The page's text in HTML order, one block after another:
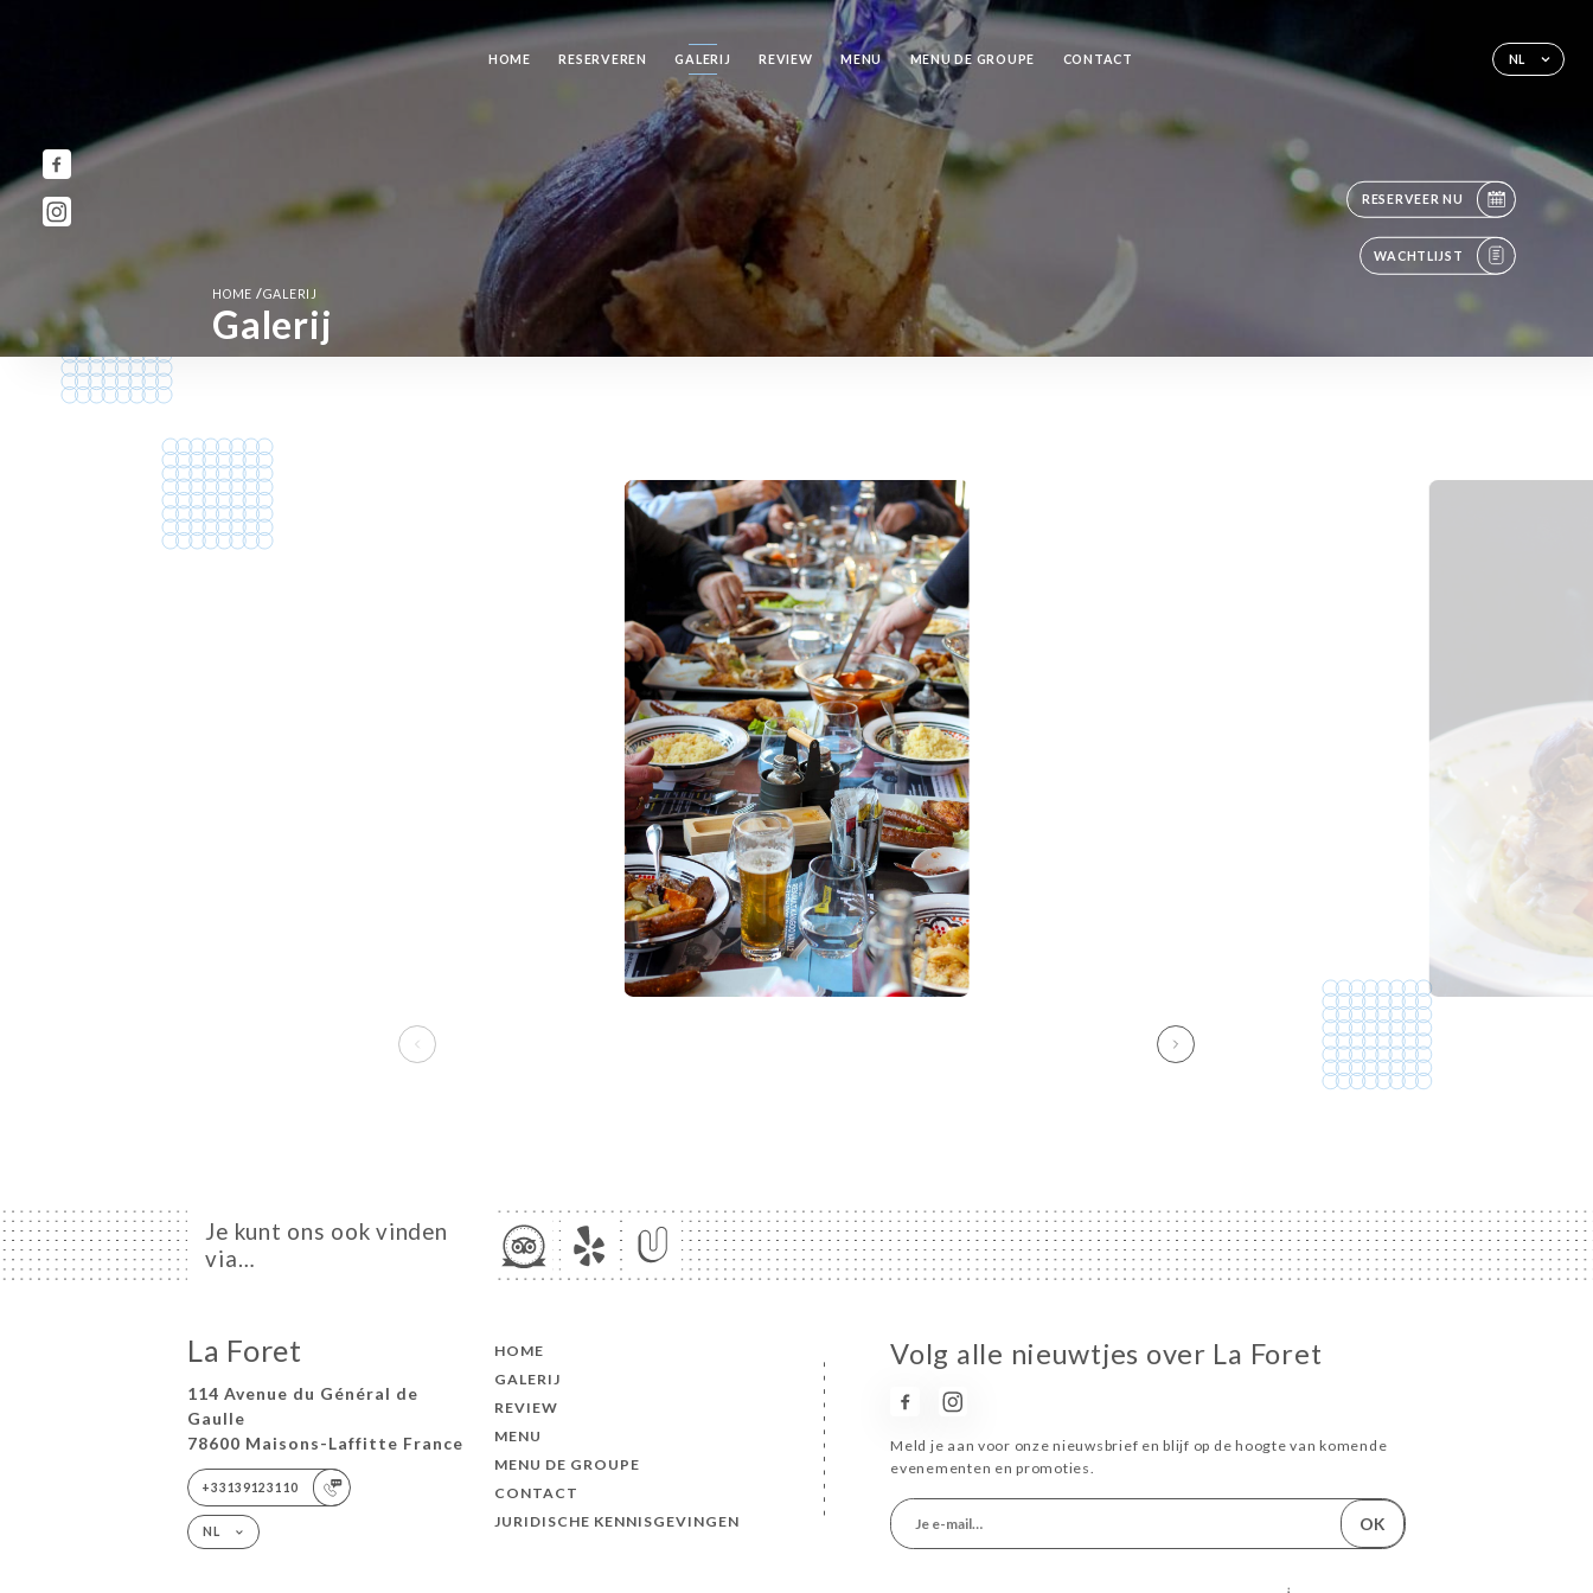
NL
HOME RESERVEREN GALERIJ REVIEW MENU MENU DE GROUPE CONTACT
RESERVEER NU
WACHTLIJST
HOME /GALERIJ
Galerij
Je kunt ons ook vinden
via…
La Foret
114 Avenue du Général de
Gaulle
78600 Maisons-Laffitte France
+33139123110
NL
HOME
GALERIJ
REVIEW
MENU
MENU DE GROUPE
CONTACT
JURIDISCHE KENNISGEVINGEN
Volg alle nieuwtjes over La Foret
Meld je aan voor onze nieuwsbrief en blijf op de hoogte van komende
evenementen en promoties.
OK